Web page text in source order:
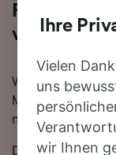
Reisen Sie
von
Wenn Sie mehr
Modica mit dem
nicht länger!
Die schnellste
Ihre
Vielen
uns
wir Ihnen